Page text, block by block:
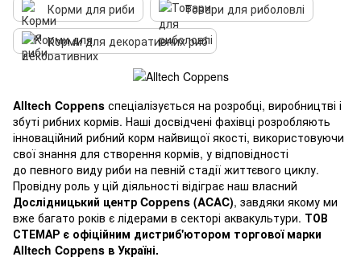
Корми для риби
Товари для риболовлі
Корми для декоративних риб
Alltech Coppens спеціалізується на розробці, виробництві і
збуті рибних кормів. Наші досвідчені фахівці розробляють
інноваційний рибний корм найвищої якості, використовуючи
свої знання для створення кормів, у відповідності
до певного виду риби на певній стадії життєвого циклу.
Провідну роль у цій діяльності відіграє наш власний
Дослідницький центр Coppens (ACAC), завдяки якому ми
вже багато років є лідерами в секторі аквакультури. ТОВ
СТЕМАР є офіційним дистриб'ютором торгової марки
Alltech Coppens в Україні.